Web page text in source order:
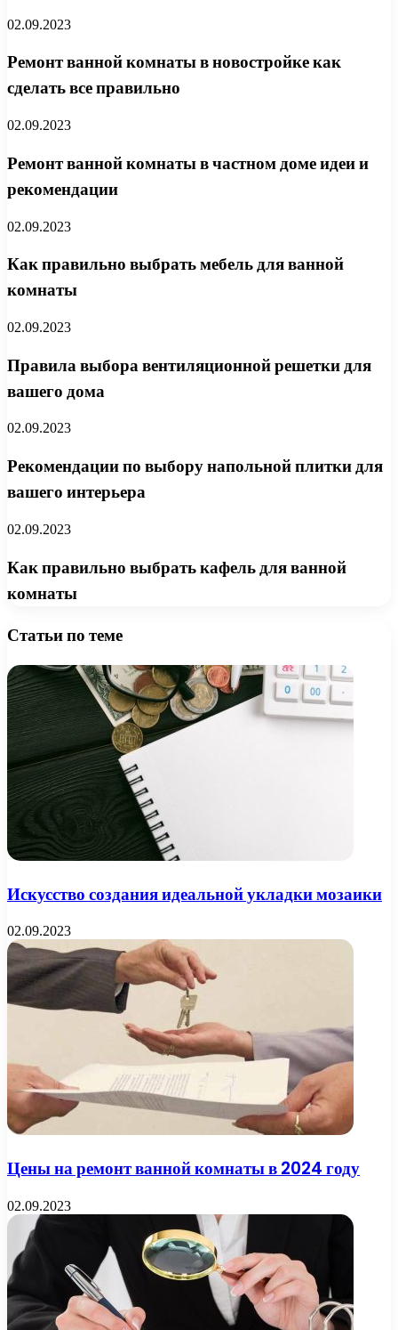
02.09.2023
Ремонт ванной комнаты в новостройке как
сделать все правильно
02.09.2023
Ремонт ванной комнаты в частном доме идеи и
рекомендации
02.09.2023
Как правильно выбрать мебель для ванной
комнаты
02.09.2023
Правила выбора вентиляционной решетки для
вашего дома
02.09.2023
Рекомендации по выбору напольной плитки для
вашего интерьера
02.09.2023
Как правильно выбрать кафель для ванной
комнаты
Статьи по теме
Искусство создания идеальной укладки мозаики
02.09.2023
Цены на ремонт ванной комнаты в 2024 году
02.09.2023